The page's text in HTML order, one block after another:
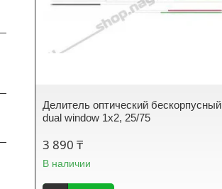
Делитель оптический бескорпусный
dual window 1х2, 25/75
3 890 ₸
В наличии